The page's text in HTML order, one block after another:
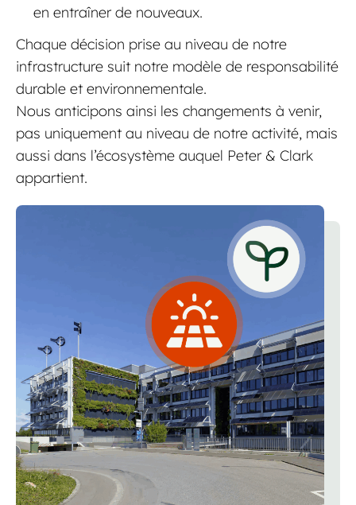
en entraîner de nouveaux.
Chaque décision prise au niveau de notre
infrastructure suit notre modèle de responsabilité
durable et environnementale.
Nous anticipons ainsi les changements à venir,
pas uniquement au niveau de notre activité, mais
aussi dans l’écosystème auquel Peter & Clark
appartient.